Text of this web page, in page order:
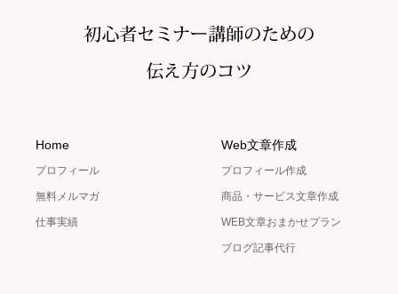
Home
プロフィール
無料メルマガ
仕事実績
Web文章作成
プロフィール作成
商品・サービス文章作成
WEB文章おまかせプラン
ブログ記事代行